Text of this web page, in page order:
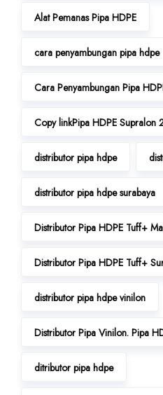
Alat Pemanas Pipa HDPE
cara penyambungan pipa hdpe
Cara Penyambungan Pipa
Copy linkPipa HDPE Supralon
distributor pipa hdpe
distributor pipa hdpe surabaya
Distributor Pipa HDPE Tuff+
Distributor Pipa HDPE Tuff+
distributor pipa hdpe vinilon
Distributor Pipa Vinilon. Pipa
ditributor pipa hdpe